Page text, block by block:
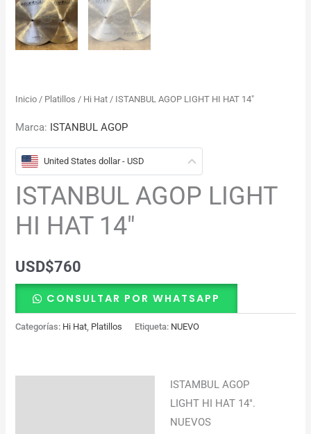
Inicio / Platillos / Hi Hat / ISTANBUL AGOP LIGHT HI HAT 14″
Marca: ISTANBUL AGOP
United States dollar - USD
ISTANBUL AGOP LIGHT
HI HAT 14″
USD$760
CONSULTAR POR WHATSAPP
Categorías: Hi Hat Platillos Etiqueta: NUEVO
ISTAMBUL AGOP
LIGHT HI HAT 14″.
NUEVOS